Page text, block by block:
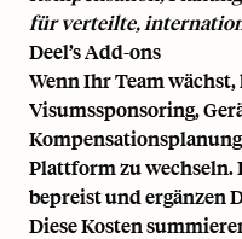
für verteilte,
Deel’s Add-ons
Wenn Ihr Team
Visumssponsoring,
Plattform zu
bepreist und ergänzen
Diese Kosten